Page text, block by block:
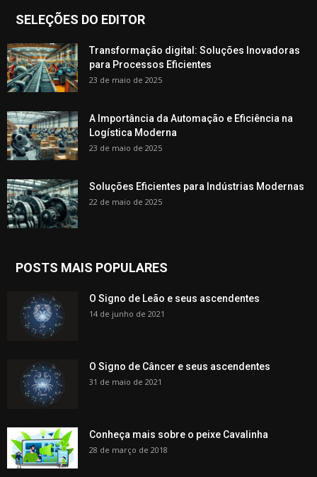
SELEÇÕES DO EDITOR
Transformação digital: Soluções Inovadoras
para Processos Eficientes
23 de maio de 2025
A Importância da Automação e Eficiência na
Logística Moderna
23 de maio de 2025
Soluções Eficientes para Indústrias Modernas
22 de maio de 2025
POSTS MAIS POPULARES
O Signo de Leão e seus ascendentes
14 de junho de 2021
O Signo de Câncer e seus ascendentes
31 de maio de 2021
Conheça mais sobre o peixe Cavalinha
28 de março de 2018